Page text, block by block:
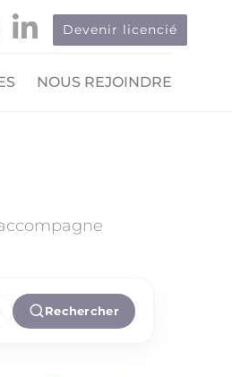
Devenir licencié
NOUS REJOINDRE
Rechercher